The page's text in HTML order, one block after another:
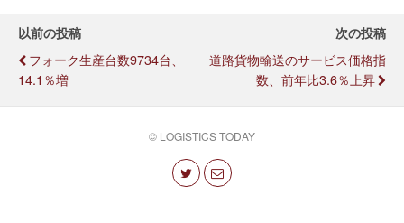
以前の投稿
フォーク生産台数9734台、
14.1％増
次の投稿
道路貨物輸送のサービス価格指
数、前年比3.6％上昇
© LOGISTICS TODAY